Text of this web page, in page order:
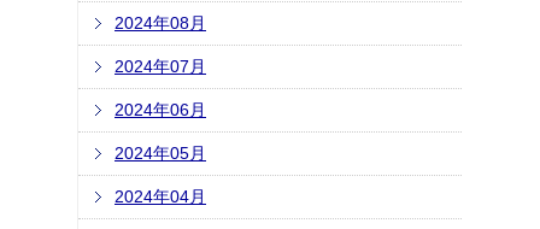
2024年08月
2024年07月
2024年06月
2024年05月
2024年04月